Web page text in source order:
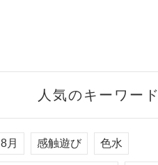
人気のキーワード
8月 感触遊び 色水